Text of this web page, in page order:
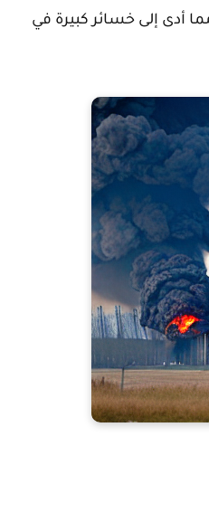
أدى إلى خسائر كبيرة في